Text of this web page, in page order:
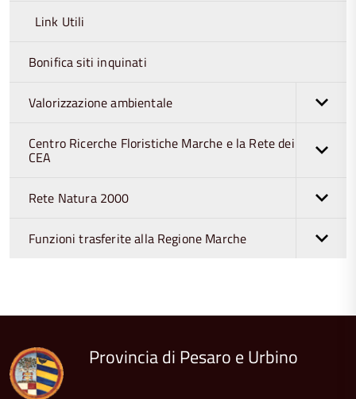
Link Utili
Bonifica siti inquinati
Valorizzazione ambientale
Centro Ricerche Floristiche Marche e la Rete dei
CEA
Rete Natura 2000
Funzioni trasferite alla Regione Marche
del
Provincia di Pesaro e Urbino